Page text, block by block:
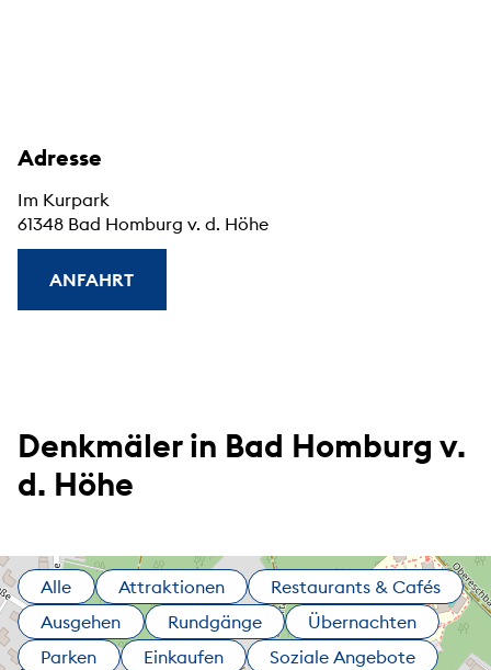
Adresse
Im Kurpark
61348 Bad Homburg v. d. Höhe
ANFAHRT
Denkmäler in Bad Homburg v.
d. Höhe
Alle Attraktionen
Restaurants & Cafés
Ausgehen
Rundgänge
Übernachten
Parken
Einkaufen Soziale Angebote